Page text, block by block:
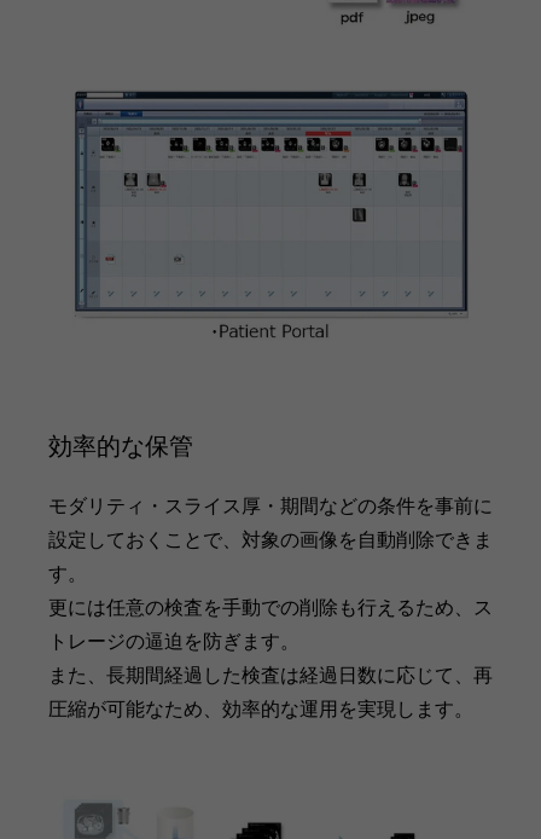
効率的な保管
モダリティ・スライス厚・期間などの条件を事前に
設定しておくことで、対象の画像を自動削除できま
す。
更には任意の検査を手動での削除も行えるため、ス
トレージの逼迫を防ぎます。
また、長期間経過した検査は経過日数に応じて、再
圧縮が可能なため、効率的な運用を実現します。